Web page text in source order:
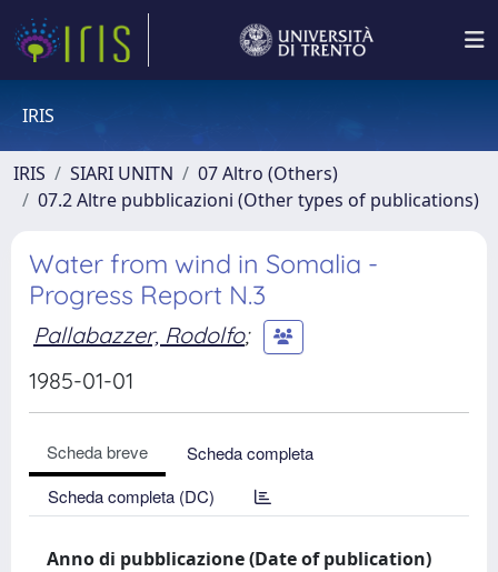
IRIS
IRIS SIARI UNITN
07 Altro (Others)
07.2 Altre pubblicazioni (Other types of publications)
Water from wind in Somalia -
Progress Report N.3
Pallabazzer, Rodolfo;
1985-01-01
Scheda breve
Scheda completa
Scheda completa (DC)
Anno di pubblicazione (Date of publication)